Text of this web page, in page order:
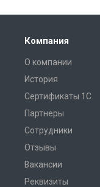
Компания
О компании
История
Сертификаты 1С
Партнеры
Сотрудники
Отзывы
Вакансии
Реквизиты